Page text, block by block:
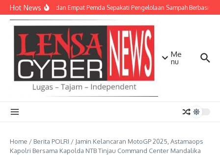
Lewati ke konten
Hot NewsTNI AD dan Empat Pemda Sepakati Pengelolaan Sampah Berbasis
Me
nu
Home / Berita POLRI / Jamin Kelancaran MotoGP 2025, Astamaops
Kapolri Bersama Kapolda NTB Tinjau Command Center Mandalika